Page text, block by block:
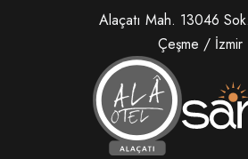
Alaçatı Mah. 13046
Çeşme / İzmir